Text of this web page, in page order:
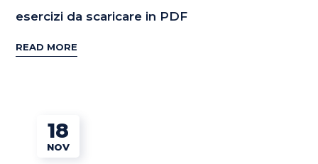
esercizi da scaricare in PDF
READ MORE
18
NOV